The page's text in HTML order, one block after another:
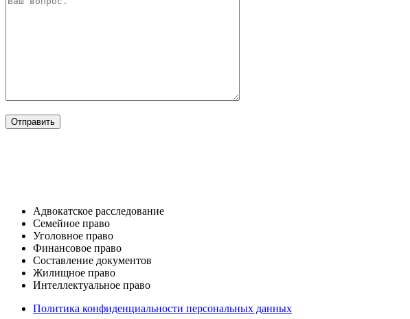
Адвокатское расследование
Семейное право​
Уголовное право​
Финансовое право
Составление документов​
Жилищное право​
Интеллектуальное право
Политика конфиденциальности персональных данных